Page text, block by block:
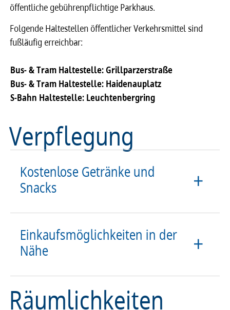
öffentliche gebührenpflichtige Parkhaus.
Folgende Haltestellen öffentlicher Verkehrsmittel sind
fußläufig erreichbar:
Bus- & Tram Haltestelle: Grillparzerstraße
Bus- & Tram Haltestelle: Haidenauplatz
S-Bahn Haltestelle: Leuchtenbergring
Verpflegung
Kostenlose Getränke und
Snacks
Einkaufsmöglichkeiten in der
Nähe
Räumlichkeiten